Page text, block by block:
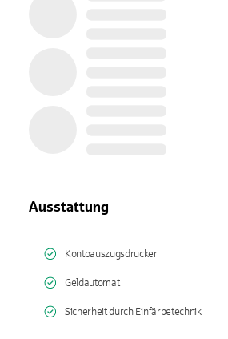
Ausstattung
Kontoauszugsdrucker
Geldautomat
Sicherheit durch Einfärbetechnik